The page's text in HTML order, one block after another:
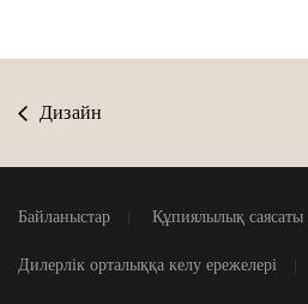
Дизайн
Байланыстар Құпиялылық саясаты
Дилерлік орталыққа келу ережелері